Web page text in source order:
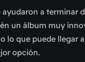
a terminar
un álbum muy
lo que puede llegar
opción.